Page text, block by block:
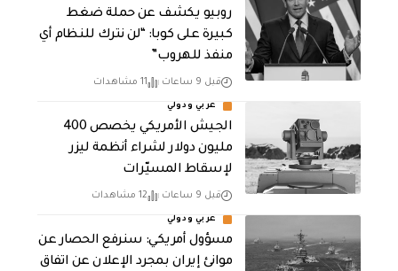
روبيو يكشف عن حملة ضغط
كبيرة على كوبا: “لن نترك للنظام أي
منفذ للهروب”
قبل 9 ساعات 11 مشاهدات
عربي ودولي
الجيش الأمريكي يخصص 400
مليون دولار لشراء أنظمة ليزر
لإسقاط المسيّرات
قبل 9 ساعات 12 مشاهدات
عربي ودولي
مسؤول أمريكي: سنرفع الحصار عن
موانئ إيران بمجرد الإعلان عن اتفاق